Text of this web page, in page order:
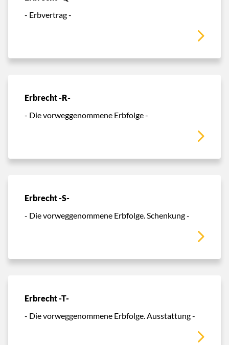
- Erbvertrag -
Erbrecht -R-
- Die vorweggenommene Erbfolge -
Erbrecht -S-
- Die vorweggenommene Erbfolge. Schenkung -
Erbrecht -T-
- Die vorweggenommene Erbfolge. Ausstattung -